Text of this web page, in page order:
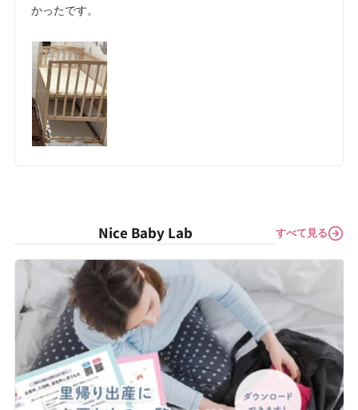
かったです。
Nice Baby Lab すべて見る